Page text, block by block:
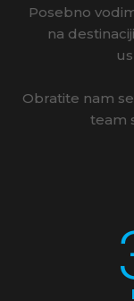
Posebno
na
Obratite nam
team